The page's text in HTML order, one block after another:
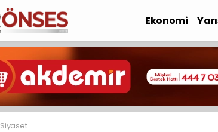
Ekonomi
Siyaset